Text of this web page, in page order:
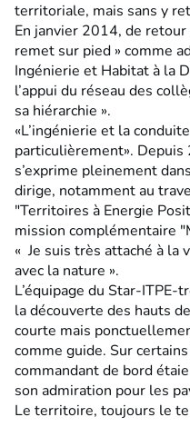
territoriale, mais sans y
En janvier 2014, de
remet sur pied » comme
Ingénierie et Habitat à la
l’appui du réseau des
sa hiérarchie ».
«L’ingénierie et la
particulièrement».
s’exprime pleinement
dirige, notamment au
"Territoires à Energie
mission complémentaire
« Je suis très attaché à la
avec la nature ».
L’équipage du Star-
la découverte des hauts
courte mais
comme guide. Sur
commandant de bord
son admiration pour les
Le territoire, toujours le